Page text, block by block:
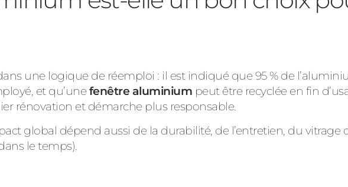
une logique de réemploi : il est indiqué que 95 % de
et qu’unefenêtre aluminium peut être recyclée en fin
rénovation et démarche plus responsable.
global dépend aussi de la durabilité, de l’entretien, du vitrage
le temps).